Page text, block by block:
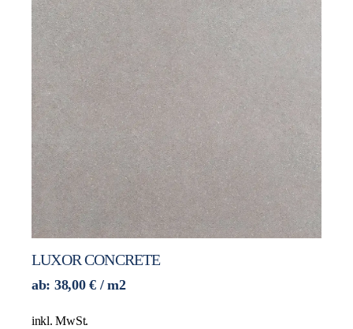
LUXOR CONCRETE
ab: 38,00€ / m2
inkl. MwSt.